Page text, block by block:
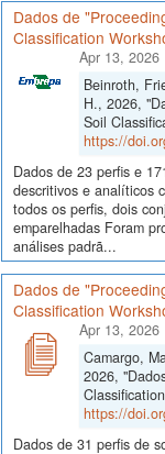
Dados de
Classification
Apr 13, 2026
Beinroth,
H., 2026,
Soil
https://
Dados de 23 perfis e
descritivos e analíticos
todos os perfis, dois
emparelhadas Foram
análises padrã...
Dados de
Classification
Apr 13, 2026
Camargo,
2026,
https://
Dados de 31 perfis de